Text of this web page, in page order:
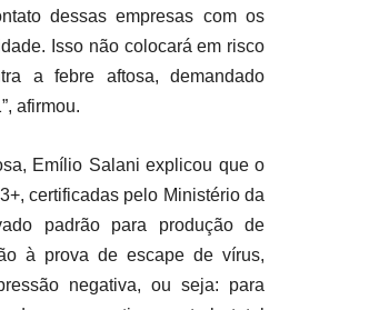
dessas empresas com os
Isso não colocará em risco
a febre aftosa, demandado
afirmou.
Emílio Salani explicou que o
certificadas pelo Ministério da
padrão para produção de
à prova de escape de vírus,
negativa, ou seja: para